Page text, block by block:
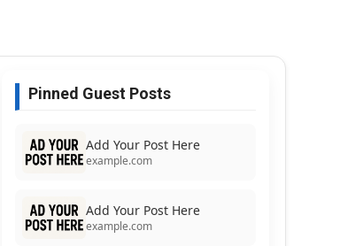
Pinned Guest Posts
Add Your Post Here
example.com
Add Your Post Here
example.com